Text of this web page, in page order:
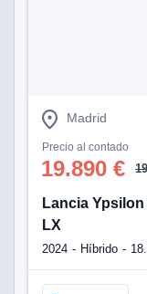
Madrid
Precio al contado
19.890 €
Lancia
LX
2024 Híbrido